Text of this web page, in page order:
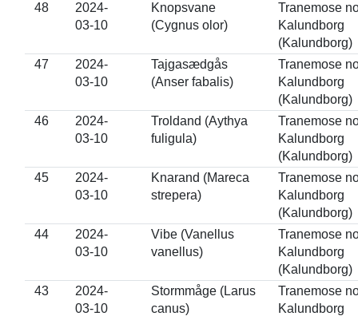
48
2024-
03-10
Knopsvane
(Cygnus olor)
Tranemose
Kalundborg
(Kalundborg)
47
2024-
03-10
Tajgasædgås
(Anser fabalis)
Tranemose
Kalundborg
(Kalundborg)
46
2024-
03-10
Troldand (Aythya
fuligula)
Tranemose
Kalundborg
(Kalundborg)
45
2024-
03-10
Knarand (Mareca
strepera)
Tranemose
Kalundborg
(Kalundborg)
44
2024-
03-10
Vibe (Vanellus
vanellus)
Tranemose
Kalundborg
(Kalundborg)
43
2024-
03-10
Stormmåge (Larus
canus)
Tranemose
Kalundborg